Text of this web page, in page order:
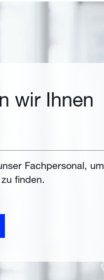
wir Ihnen
Fachpersonal, um
finden.